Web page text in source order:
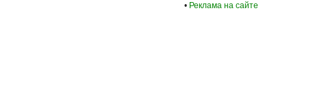
• Реклама на сайте